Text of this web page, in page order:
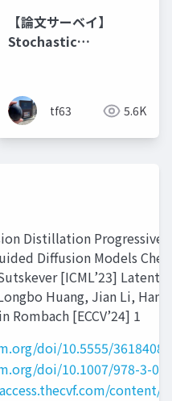
【論文サーベイ】
Stochastic
Diffusion Models
tf63 5.6K
Distillation Progressive
Diffusion Models
[ICML’23]
Huang, Jian Li,
Rombach [ECCV’24] 1
doi/10.5555/
doi/10.1007/978-3-
content/